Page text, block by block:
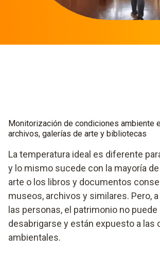
Monitorización de condiciones ambiente
archivos, galerías de arte y bibliotecas
La temperatura ideal es diferente
y lo mismo sucede con la mayoría
arte o los libros y documentos
museos, archivos y similares. Pero,
las personas, el patrimonio no
desabrigarse y están expuesto a las
ambientales.